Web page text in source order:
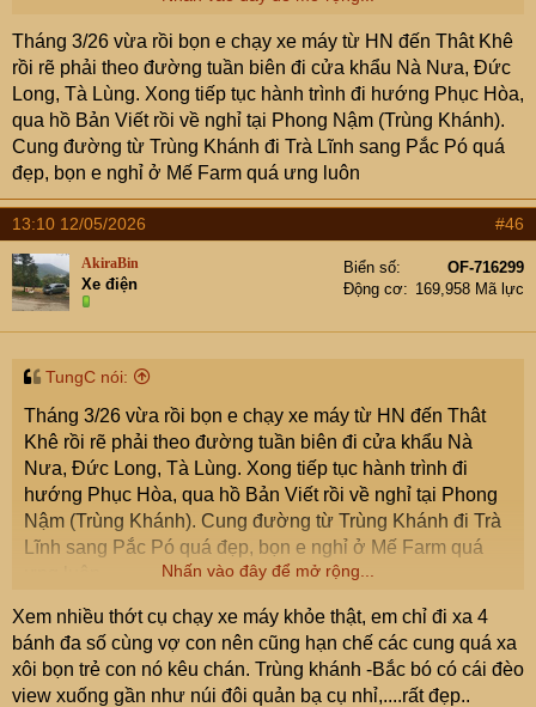
Maps
Em ad luôn cả một số điểm chính em dừng nghỉ thăm
quan, cái đoạn cuối từ Trà Lĩnh về Bắc bó nếu sớm chạy
nối từ TL210 sang TL208 đến Bắc bó luôn chắc còn phê
và đẹp hơn nữa vì nhìn map thấy nui non rất cao, hôm đi
vì cũng gần tối rồi và em đặt định vị về Tày Homestay bên
ngoài cách khu thăm quan cốc bó 2km nên map nó chỉ
đường không chạy qua TL208.
Đoạn từ hồ Ba bể về Bắc cạn, đường đẹp và núi non
báo nhiều sương mù) săn mây rất đẹp, em chụp vội được
mấy ảnh, lúc nào rảnh có khi em lập cái thớt ngắn về
chuyến đi)
View attachment 9589501
Tháng 3/26 vừa rồi bọn e chạy xe máy từ HN đến Thât Khê
rồi rẽ phải theo đường tuần biên đi cửa khẩu Nà Nưa, Đức
Long, Tà Lùng. Xong tiếp tục hành trình đi hướng Phục Hòa,
qua hồ Bản Viết rồi về nghỉ tại Phong Nậm (Trùng Khánh).
Cung đường từ Trùng Khánh đi Trà Lĩnh sang Pắc Pó quá
đẹp, bọn e nghỉ ở Mế Farm quá ưng luôn
13:10 12/05/2026 #46
AkiraBin
Xe điện
Biển số
OF-716299
Động cơ
169,958 Mã lực
TungC nói:
Tháng 3/26 vừa rồi bọn e chạy xe máy từ HN đến Thât
Khê rồi rẽ phải theo đường tuần biên đi cửa khẩu Nà
Nưa, Đức Long, Tà Lùng. Xong tiếp tục hành trình đi
hướng Phục Hòa, qua hồ Bản Viết rồi về nghỉ tại Phong
Nậm (Trùng Khánh). Cung đường từ Trùng Khánh đi Trà
Lĩnh sang Pắc Pó quá đẹp, bọn e nghỉ ở Mế Farm quá
Nhấn vào đây để mở rộng...
Xem nhiều thớt cụ chạy xe máy khỏe thật, em chỉ đi xa 4
bánh đa số cùng vợ con nên cũng hạn chế các cung quá xa
xôi bọn trẻ con nó kêu chán. Trùng khánh -Bắc bó có cái đèo
view xuống gần như núi đôi quản bạ cụ nhỉ,....rất đẹp..